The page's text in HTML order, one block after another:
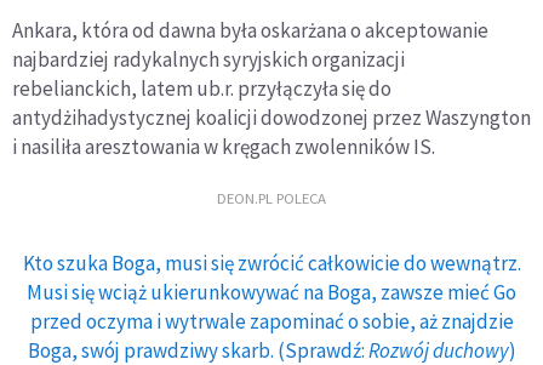
Ankara, która od dawna była oskarżana o akceptowanie
najbardziej radykalnych syryjskich organizacji
rebelianckich, latem ub.r. przyłączyła się do
antydżihadystycznej koalicji dowodzonej przez Waszyngton
i nasiliła aresztowania w kręgach zwolenników IS.
DEON.PL POLECA
Kto szuka Boga, musi się zwrócić całkowicie do wewnątrz.
Musi się wciąż ukierunkowywać na Boga, zawsze mieć Go
przed oczyma i wytrwale zapominać o sobie, aż znajdzie
Boga, swój prawdziwy skarb. (Sprawdź:Rozwój duchowy)